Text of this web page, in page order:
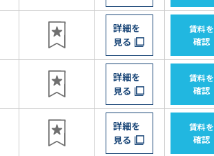
詳細を
見る
賃料を
確認
詳細を
見る
賃料を
確認
詳細を
見る
賃料を
確認